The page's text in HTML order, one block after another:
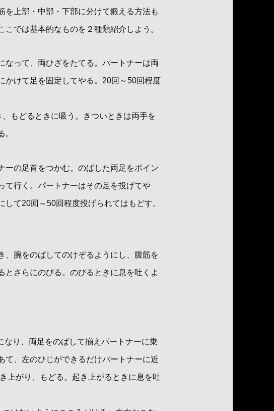
を上部・中部・下部に分けて鍛える方法も
では基本的なものを２種類紹介しよう。
って、両ひざをたてる。パートナーは両
かけて足を固定してやる。20回～50回程度
もどるときに吸う。きついときは両手を
の足首をつかむ。のばした両足をポイン
て行く。パートナーはその足を投げてや
て20回～50回程度投げられてはもどす。
、腕をのばしてのけぞるようにし、腹筋を
さらにのびる。のびるときに息を吐くよ
り、両足をのばして揃えパートナーに乗
て、左のひじができるだけパートナーに近
上がり、もどる。起き上がるときに息を吐